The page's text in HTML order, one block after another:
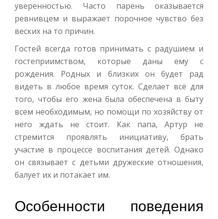
уверенностью. Часто парень оказывается
ревнивцем и выражает порочное чувство без
веских на то причин.
Гостей всегда готов принимать с радушием и
гостеприимством, которые даны ему с
рождения. Родных и близких он будет рад
видеть в любое время суток. Сделает всё для
того, чтобы его жена была обеспечена в быту
всем необходимым, но помощи по хозяйству от
него ждать не стоит. Как папа, Артур не
стремится проявлять инициативу, брать
участие в процессе воспитания детей. Однако
он связывает с детьми дружеские отношения,
балует их и потакает им.
Особенности поведения